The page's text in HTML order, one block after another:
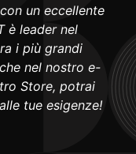
un eccellente
è leader nel
i più grandi
nel nostro e-
Store, potrai
tue esigenze!